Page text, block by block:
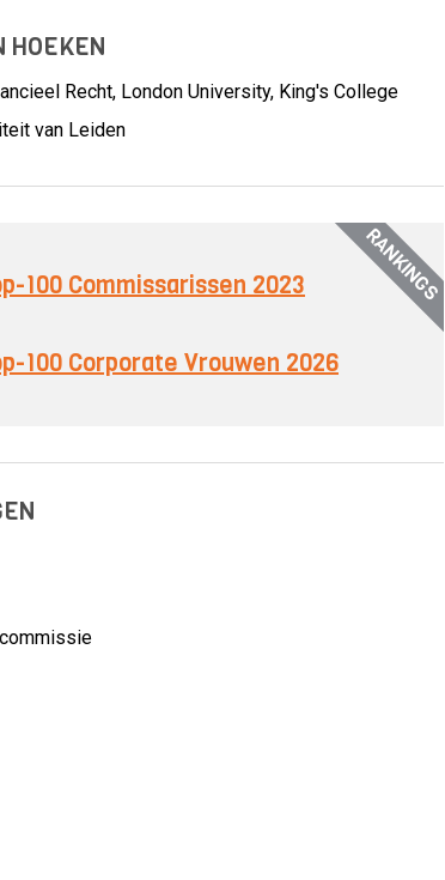
HOEKEN
Recht, London University, King's College
van Leiden
RANKINGS
100 Commissarissen 2023
100 Corporate Vrouwen 2026